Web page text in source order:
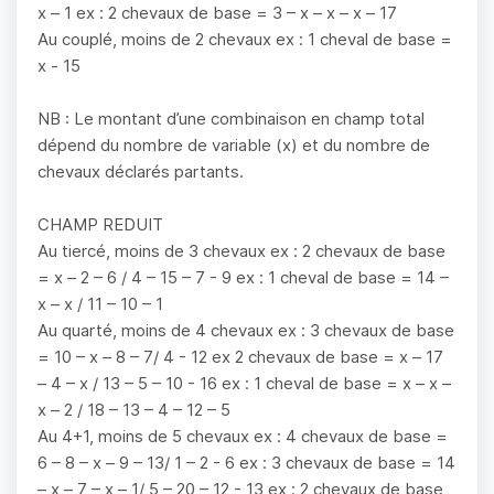
x – 1 ex : 2 chevaux de base = 3 – x – x – x – 17
Au couplé, moins de 2 chevaux ex : 1 cheval de base =
x - 15
NB : Le montant d’une combinaison en champ total
dépend du nombre de variable (x) et du nombre de
chevaux déclarés partants.
CHAMP REDUIT
Au tiercé, moins de 3 chevaux ex : 2 chevaux de base
= x – 2 – 6 / 4 – 15 – 7 - 9 ex : 1 cheval de base = 14 –
x – x / 11 – 10 – 1
Au quarté, moins de 4 chevaux ex : 3 chevaux de base
= 10 – x – 8 – 7/ 4 - 12 ex 2 chevaux de base = x – 17
– 4 – x / 13 – 5 – 10 - 16 ex : 1 cheval de base = x – x –
x – 2 / 18 – 13 – 4 – 12 – 5
Au 4+1, moins de 5 chevaux ex : 4 chevaux de base =
6 – 8 – x – 9 – 13/ 1 – 2 - 6 ex : 3 chevaux de base = 14
– x – 7 – x – 1/ 5 – 20 – 12 - 13 ex : 2 chevaux de base